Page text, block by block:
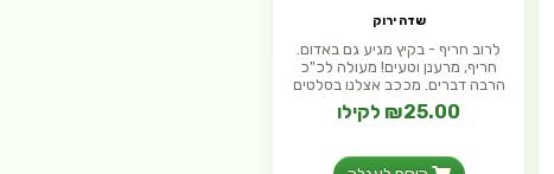
שדה ירוק
לרוב חריף - בקיץ מגיע גם באדום.
חריף, מרענן וטעים! מעולה לכ"כ
הרבה דברים. מככב אצלנו בסלטים
₪25.00 לקילו